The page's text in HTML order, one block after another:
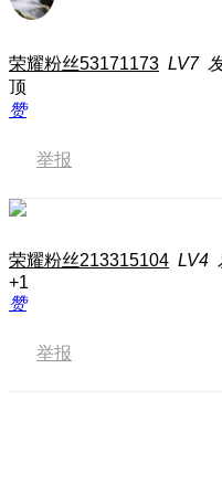
荣耀粉丝53171173 LV7
顶
赞
举报
荣耀粉丝213315104 LV4
+1
赞
举报